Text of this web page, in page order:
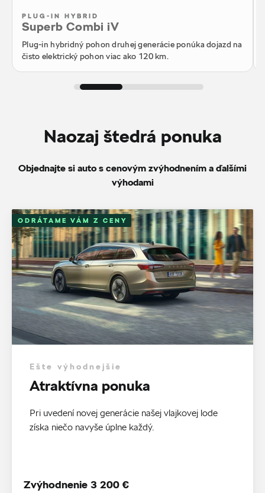
PLUG-IN HYBRID
Superb Combi iV
Plug-in hybridný pohon druhej generácie ponúka dojazd na
čisto elektrický pohon viac ako 120 km.
Naozaj štedrá ponuka
Objednajte si auto s cenovým zvýhodnením a ďalšími
výhodami
ODRÁTAME VÁM Z CENY
Ešte výhodnejšie
Atraktívna ponuka
Pri uvedení novej generácie našej vlajkovej lode
získa niečo navyše úplne každý.
Zvýhodnenie 3 200 €